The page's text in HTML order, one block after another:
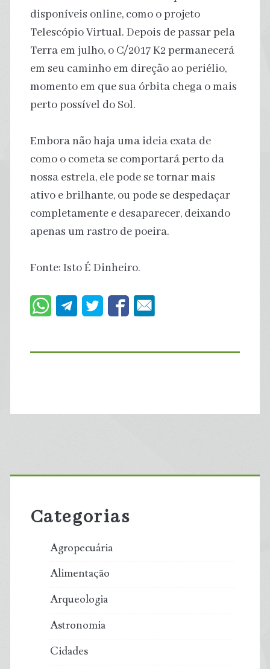
disponíveis online, como o projeto
Telescópio Virtual. Depois de passar pela
Terra em julho, o C/2017 K2 permanecerá
em seu caminho em direção ao periélio,
momento em que sua órbita chega o mais
perto possível do Sol.
Embora não haja uma ideia exata de
como o cometa se comportará perto da
nossa estrela, ele pode se tornar mais
ativo e brilhante, ou pode se despedaçar
completamente e desaparecer, deixando
apenas um rastro de poeira.
Fonte: Isto É Dinheiro.
Primary
Sidebar
Categorias
Agropecuária
Alimentação
Arqueologia
Astronomia
Cidades